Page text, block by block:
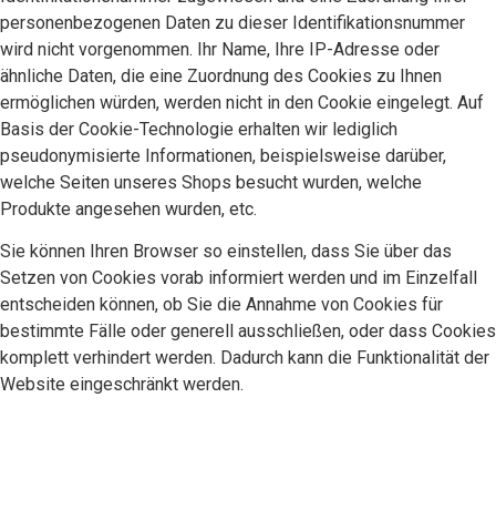
personenbezogenen Daten zu dieser Identifikationsnummer
wird nicht vorgenommen. Ihr Name, Ihre IP-Adresse oder
ähnliche Daten, die eine Zuordnung des Cookies zu Ihnen
ermöglichen würden, werden nicht in den Cookie eingelegt. Auf
Basis der Cookie-Technologie erhalten wir lediglich
pseudonymisierte Informationen, beispielsweise darüber,
welche Seiten unseres Shops besucht wurden, welche
Produkte angesehen wurden, etc.
Sie können Ihren Browser so einstellen, dass Sie über das
Setzen von Cookies vorab informiert werden und im Einzelfall
entscheiden können, ob Sie die Annahme von Cookies für
bestimmte Fälle oder generell ausschließen, oder dass Cookies
komplett verhindert werden. Dadurch kann die Funktionalität der
Website eingeschränkt werden.